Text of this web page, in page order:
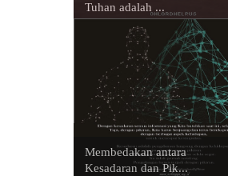
Tuhan adalah ...
Membedakan antara
Kesadaran dan Pik...